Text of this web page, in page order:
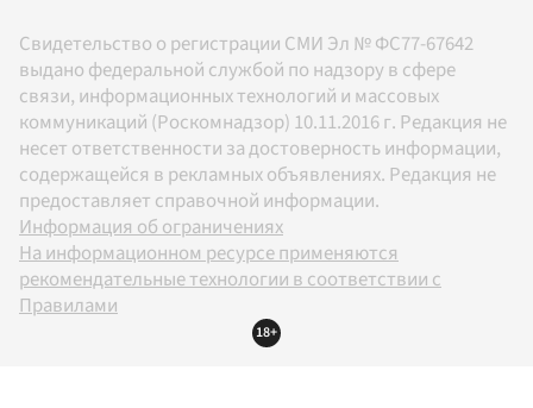
Свидетельство о регистрации СМИ Эл № ФС77-67642
выдано федеральной службой по надзору в сфере
связи, информационных технологий и массовых
коммуникаций (Роскомнадзор) 10.11.2016 г. Редакция не
несет ответственности за достоверность информации,
содержащейся в рекламных объявлениях. Редакция не
предоставляет справочной информации.
Информация об ограничениях
На информационном ресурсе применяются
рекомендательные технологии в соответствии с
Правилами
18+